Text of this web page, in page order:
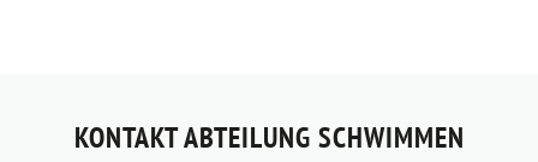
KONTAKT ABTEILUNG SCHWIMMEN